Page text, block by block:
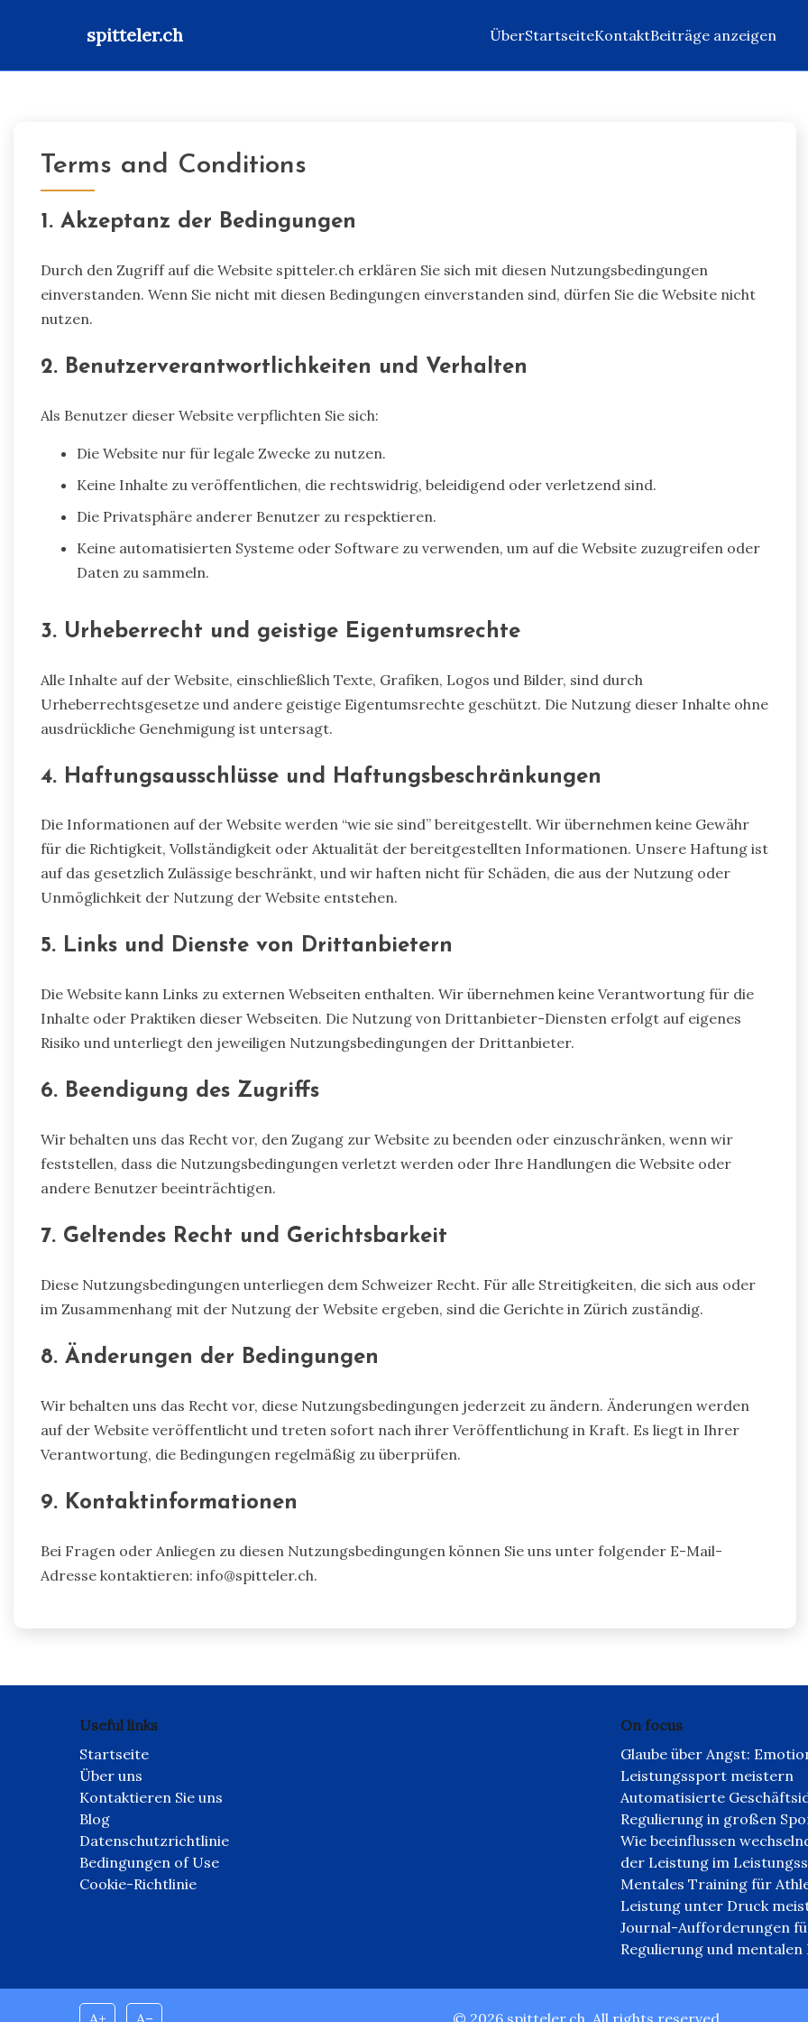
spitteler.ch ÜberStartseiteKontaktBeiträge anzeigen
Terms and Conditions
1. Akzeptanz der Bedingungen
Durch den Zugriff auf die Website spitteler.ch erklären Sie sich mit diesen Nutzungsbedingungen
einverstanden. Wenn Sie nicht mit diesen Bedingungen einverstanden sind, dürfen Sie die Website nicht
nutzen.
2. Benutzerverantwortlichkeiten und Verhalten
Als Benutzer dieser Website verpflichten Sie sich:
Die Website nur für legale Zwecke zu nutzen.
Keine Inhalte zu veröffentlichen, die rechtswidrig, beleidigend oder verletzend sind.
Die Privatsphäre anderer Benutzer zu respektieren.
Keine automatisierten Systeme oder Software zu verwenden, um auf die Website zuzugreifen oder
Daten zu sammeln.
3. Urheberrecht und geistige Eigentumsrechte
Alle Inhalte auf der Website, einschließlich Texte, Grafiken, Logos und Bilder, sind durch
Urheberrechtsgesetze und andere geistige Eigentumsrechte geschützt. Die Nutzung dieser Inhalte ohne
ausdrückliche Genehmigung ist untersagt.
4. Haftungsausschlüsse und Haftungsbeschränkungen
Die Informationen auf der Website werden “wie sie sind” bereitgestellt. Wir übernehmen keine Gewähr
für die Richtigkeit, Vollständigkeit oder Aktualität der bereitgestellten Informationen. Unsere Haftung ist
auf das gesetzlich Zulässige beschränkt, und wir haften nicht für Schäden, die aus der Nutzung oder
Unmöglichkeit der Nutzung der Website entstehen.
5. Links und Dienste von Drittanbietern
Die Website kann Links zu externen Webseiten enthalten. Wir übernehmen keine Verantwortung für die
Inhalte oder Praktiken dieser Webseiten. Die Nutzung von Drittanbieter-Diensten erfolgt auf eigenes
Risiko und unterliegt den jeweiligen Nutzungsbedingungen der Drittanbieter.
6. Beendigung des Zugriffs
Wir behalten uns das Recht vor, den Zugang zur Website zu beenden oder einzuschränken, wenn wir
feststellen, dass die Nutzungsbedingungen verletzt werden oder Ihre Handlungen die Website oder
andere Benutzer beeinträchtigen.
7. Geltendes Recht und Gerichtsbarkeit
Diese Nutzungsbedingungen unterliegen dem Schweizer Recht. Für alle Streitigkeiten, die sich aus oder
im Zusammenhang mit der Nutzung der Website ergeben, sind die Gerichte in Zürich zuständig.
8. Änderungen der Bedingungen
Wir behalten uns das Recht vor, diese Nutzungsbedingungen jederzeit zu ändern. Änderungen werden
auf der Website veröffentlicht und treten sofort nach ihrer Veröffentlichung in Kraft. Es liegt in Ihrer
Verantwortung, die Bedingungen regelmäßig zu überprüfen.
9. Kontaktinformationen
Bei Fragen oder Anliegen zu diesen Nutzungsbedingungen können Sie uns unter folgender E-Mail-
Adresse kontaktieren: info@spitteler.ch.
Useful links
Startseite
Über uns
Kontaktieren Sie uns
Blog
Datenschutzrichtlinie
Bedingungen of Use
Cookie-Richtlinie
On focus
Glaube über Angst:
Leistungssport meistern
Automatisierte
Regulierung in großen
Wie beeinflussen
der Leistung im
Mentales Training für
Leistung unter Druck
Journal-Aufforderungen
Regulierung und